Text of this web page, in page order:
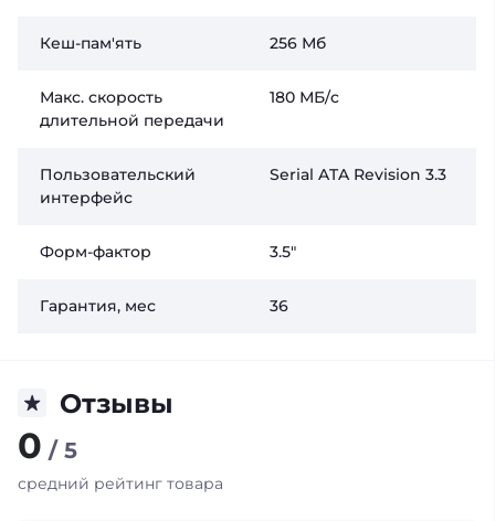
Кеш-пам'ять 256 Мб
Макс. скорость
длительной передачи
180 МБ/c
Пользовательский
интерфейс
Serial ATA Revision 3.3
Форм-фактор 3.5"
Гарантия, мес 36
Отзывы
0 / 5
средний рейтинг товара